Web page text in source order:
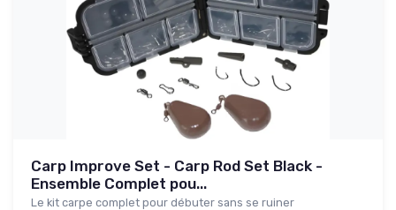
Carp Improve Set - Carp Rod Set Black -
Ensemble Complet pou...
Le kit carpe complet pour débuter sans se ruiner